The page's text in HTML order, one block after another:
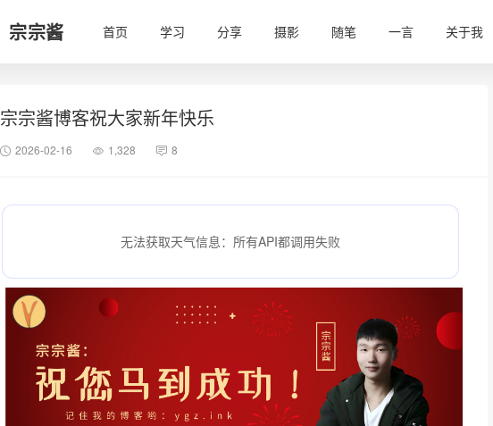
宗宗酱 首页 学习 分享 摄影 随笔 一言 关于我
宗宗酱博客祝大家新年快乐
2026-02-16 1,328 8
无法获取天气信息：所有API都调用失败